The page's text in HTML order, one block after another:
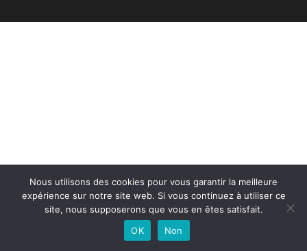
Nous utilisons des cookies pour vous garantir la meilleure
expérience sur notre site web. Si vous continuez à utiliser ce
site, nous supposerons que vous en êtes satisfait.
OK
Non